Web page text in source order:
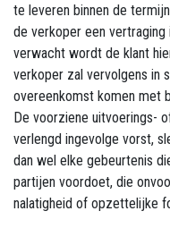
te leveren binnen de
de verkoper een
verwacht wordt de klant
verkoper zal vervolgens in
overeenkomst komen met
De voorziene uitvoerings-
verlengd ingevolge vorst,
dan wel elke gebeurtenis
partijen voordoet, die
nalatigheid of opzettelijke